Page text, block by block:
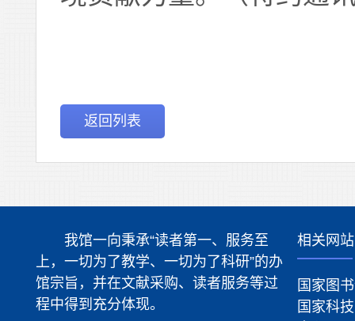
返回列表
我馆一向秉承“读者第一、服务至
上，一切为了教学、一切为了科研”的办
馆宗旨，并在文献采购、读者服务等过
程中得到充分体现。
相关网站
国家图
国家科